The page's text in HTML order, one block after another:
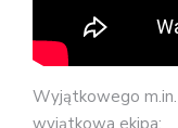
Wyjątkowego